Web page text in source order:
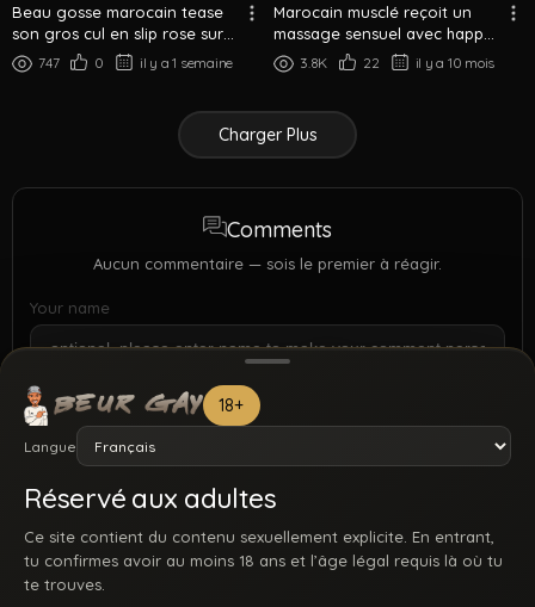
18+
Langue
Réservé aux adultes
Ce site contient du contenu sexuellement explicite. En entrant,
tu confirmes avoir au moins 18 ans et l’âge légal requis là où tu
te trouves.
Beau gosse marocain tease
son gros cul en slip rose sur
le lit747 0 il y a 1 semaine
Marocain musclé reçoit un
massage sensuel avec happy
ending du masseur
3.8K 22 il y a 10 mois
Charger Plus
Comments
Aucun commentaire — sois le premier à réagir.
Your name